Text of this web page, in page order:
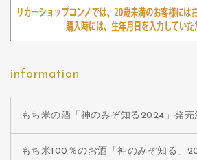
information
もち米の酒「神のみぞ知る2024」発売
もち米100％のお酒「神のみぞ知る」